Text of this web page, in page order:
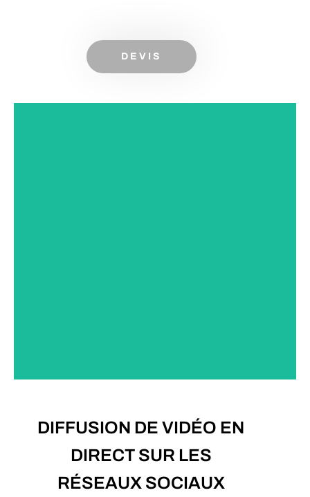
DEVIS
DIFFUSION DE VIDÉO EN
DIRECT SUR LES
RÉSEAUX SOCIAUX